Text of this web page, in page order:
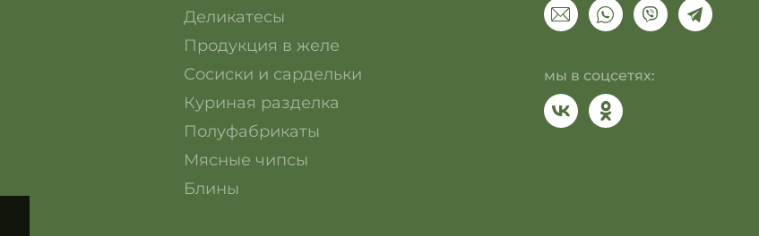
Деликатесы
Продукция в желе
Сосиски и сардельки
Куриная разделка
Полуфабрикаты
Мясные чипсы
Блины
мы в соцсетях: